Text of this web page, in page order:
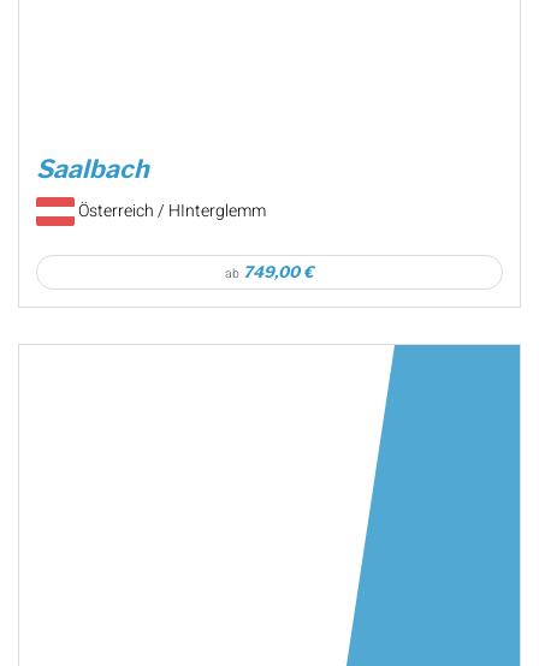
Saalbach
Österreich / HInterglemm
ab 749,00 €